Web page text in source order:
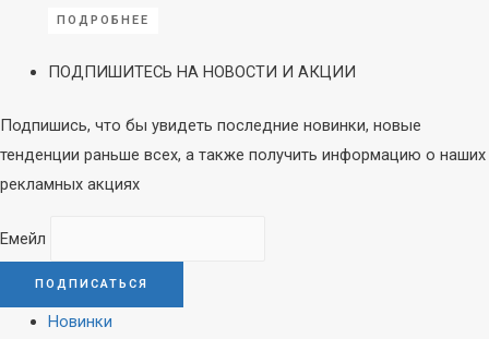
ПОДРОБНЕЕ
ПОДПИШИТЕСЬ НА НОВОСТИ И АКЦИИ
Подпишись, что бы увидеть последние новинки, новые
тенденции раньше всех, а также получить информацию о наших
рекламных акциях
Емейл
Новинки